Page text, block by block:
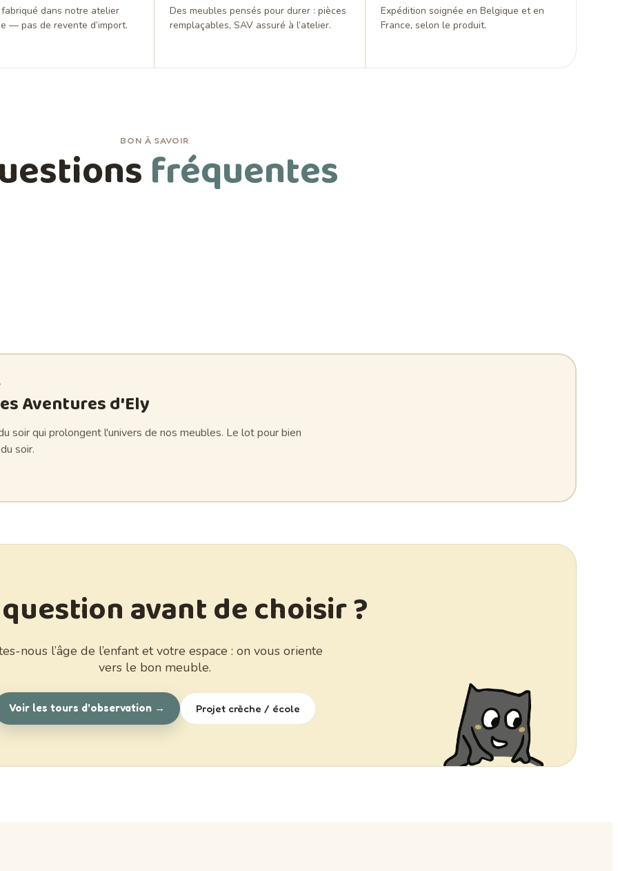
dans notre atelier
— pas de revente d’import.
Des meubles pensés pour durer : pièces
remplaçables, SAV assuré à l’atelier.
Expédition soignée en Belgique et en
France, selon le produit.
BON À SAVOIR
fréquentes
Aventures d'Ely
soir qui prolongent l'univers de nos meubles. Le lot pour bien
soir.
avant de choisir ?
nous l’âge de l’enfant et votre espace : on vous oriente
vers le bon meuble.
Voir les tours d’observation → Projet crèche / école